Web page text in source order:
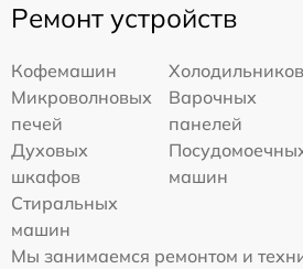
Ремонт устройств
Кофемашин
Холодильников
Микроволновых
печей
Варочных
панелей
Духовых
шкафов
машин
Стиральных
машин
Мы занимаемся ремонтом и